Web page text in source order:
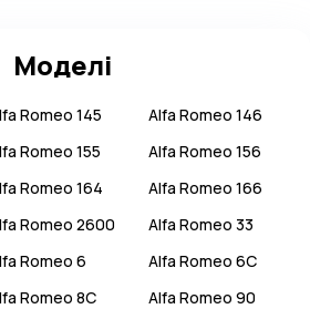
Моделі
Romeo 145 Alfa Romeo 146
Romeo 155 Alfa Romeo 156
Romeo 164 Alfa Romeo 166
Romeo 2600 Alfa Romeo 33
Romeo 6 Alfa Romeo 6C
Romeo 8C
Alfa Romeo 90